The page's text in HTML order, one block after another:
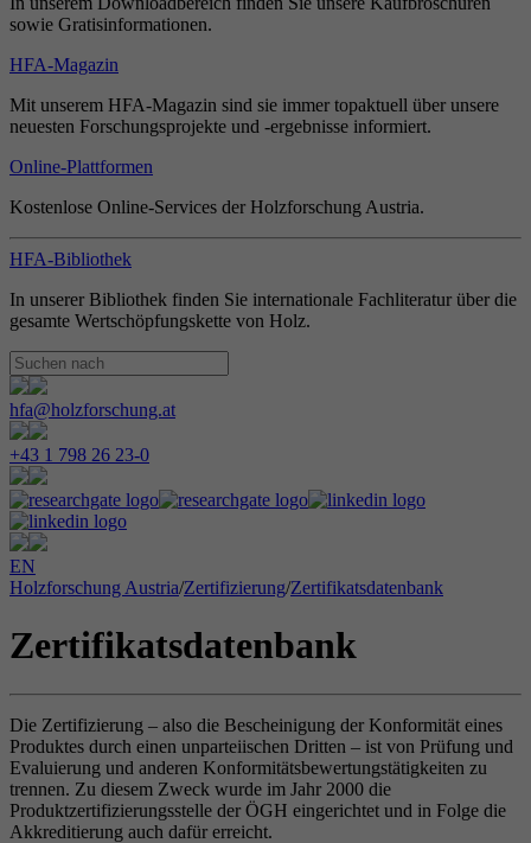
sowie Gratisinformationen.
HFA-Magazin
Mit unserem HFA-Magazin sind sie immer topaktuell über unsere
neuesten Forschungsprojekte und -ergebnisse informiert.
Online-Plattformen
Kostenlose Online-Services der Holzforschung Austria.
HFA-Bibliothek
In unserer Bibliothek finden Sie internationale Fachliteratur über die
gesamte Wertschöpfungskette von Holz.
hfa@holzforschung.at
+43 1 798 26 23-0
EN
Holzforschung Austria/Zertifizierung/Zertifikatsdatenbank
Zertifikatsdatenbank
Die Zertifizierung – also die Bescheinigung der Konformität eines
Produktes durch einen unparteiischen Dritten – ist von Prüfung und
Evaluierung und anderen Konformitätsbewertungstätigkeiten zu
trennen. Zu diesem Zweck wurde im Jahr 2000 die
Produktzertifizierungsstelle der ÖGH eingerichtet und in Folge die
Akkreditierung auch dafür erreicht.